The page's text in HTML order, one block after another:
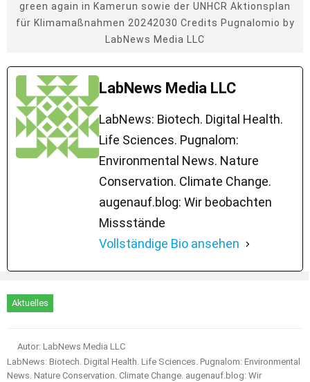
green again in Kamerun sowie der UNHCR Aktionsplan
für Klimamaßnahmen 20242030 Credits Pugnalomio by
LabNews Media LLC
LabNews Media LLC
LabNews: Biotech. Digital Health.
Life Sciences. Pugnalom:
Environmental News. Nature
Conservation. Climate Change.
augenauf.blog: Wir beobachten
Missstände
Vollständige Bio ansehen
Aktuelles
Autor: LabNews Media LLC
LabNews: Biotech. Digital Health. Life Sciences. Pugnalom: Environmental
News. Nature Conservation. Climate Change. augenauf.blog: Wir